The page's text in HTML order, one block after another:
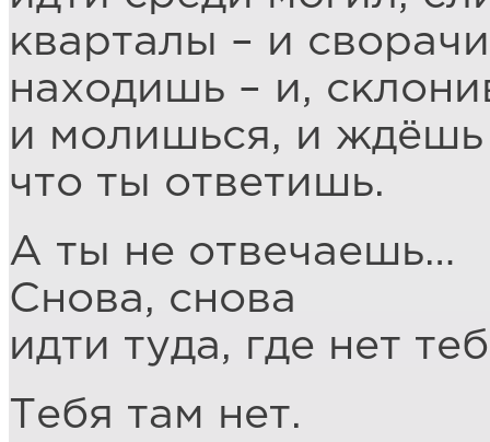
кварталы – и
находишь – и,
и молишься, и ждёшь
что ты ответишь.
А ты не отвечаешь…
Снова, снова
идти туда, где нет
Тебя там нет.